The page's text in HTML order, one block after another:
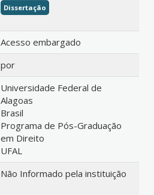
Dissertação
Acesso embargado
por
Universidade Federal de
Alagoas
Brasil
Programa de Pós-Graduação
em Direito
UFAL
Não Informado pela instituição